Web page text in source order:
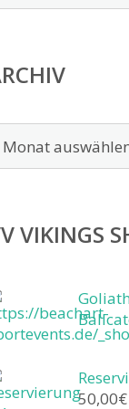
VIKINGS
50,00€